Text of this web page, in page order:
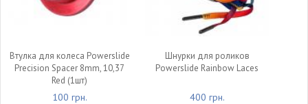
Втулка для колеса Powerslide
Precision Spacer 8mm, 10,37
Red (1шт)
100 грн.
Шнурки для роликов
Powerslide Rainbow Laces
400 грн.